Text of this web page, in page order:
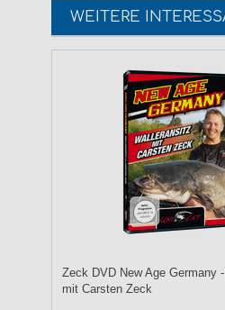
WEITERE
Zeck DVD New Age Germany
mit Carsten Zeck